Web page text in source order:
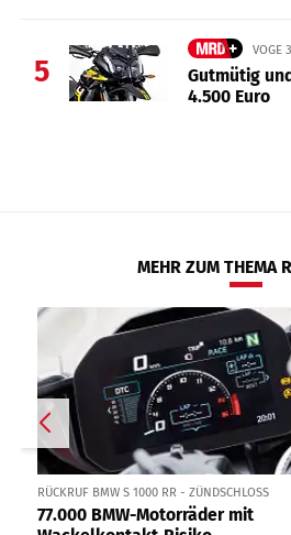
5
VOGE
Gutmütig
4.500 Euro
MEHR ZUM THEMA
RÜCKRUF BMW S 1000 RR - ZÜNDSCHLOSS
77.000 BMW-Motorräder mit